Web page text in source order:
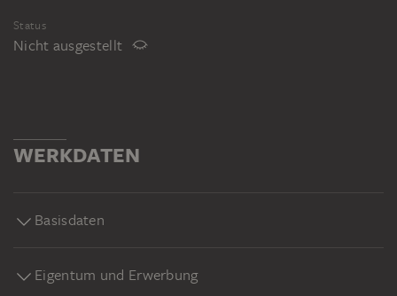
Status
Nicht ausgestellt
WERKDATEN
Basisdaten
Eigentum und Erwerbung